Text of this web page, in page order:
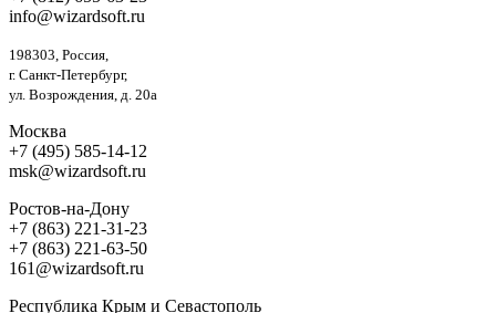
info@wizardsoft.ru
198303, Россия,
г. Санкт-Петербург,
ул. Возрождения, д. 20а
Москва
+7 (495) 585-14-12
msk@wizardsoft.ru
Ростов-на-Дону
+7 (863) 221-31-23
+7 (863) 221-63-50
161@wizardsoft.ru
Республика Крым и Севастополь